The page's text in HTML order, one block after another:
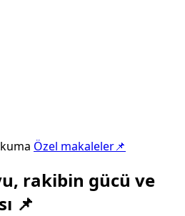
Özel makaleler📌
rakibin gücü ve
📌